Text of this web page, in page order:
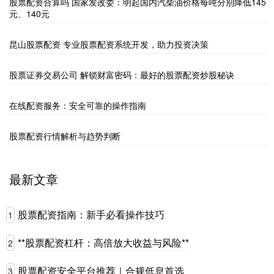
元、140元
昆山股票配资 专业股票配资系统开发，助力投资决策
股票证券交易公司 解锁财富密码：最好的股票配资炒股秘诀
在线配资服务：安全可靠的操作指南
股票配资行情解析与趋势判断
最新文章
1 股票配资指南：新手必看操作技巧
2 **股票配资杠杆：高倍放大收益与风险**
3 股票配资安全平台推荐｜合规低息首选